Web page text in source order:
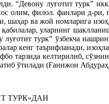
“Девону луғотит турк”
олим, филол. фанлари д-
шаҳар ва жой номларига
уларнинг
турк” ўзбекча
кенг таърифланади,
тарзида келтирилиб,
ўтилади (Ғанижон
ТУРК»ДАН